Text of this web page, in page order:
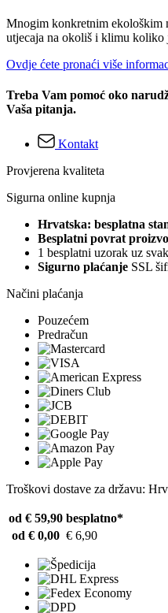
Mnogim konkretnim ekološkim
utjecaja na okoliš i klimu koliko
Ovdje ćete pronaći više
Treba Vam pomoć oko
Vaša pitanja.
Kontakt
Provjerena kvaliteta
Sigurna online kupnja
Hrvatska: besplatna
Besplatni povrat
1 besplatni uzorak uz
Sigurno plaćanje SSL
Načini plaćanja
Pouzećem
Predračun
Troškovi dostave za državu:
od € 59,90 besplatno*
od € 0,00 € 6,90